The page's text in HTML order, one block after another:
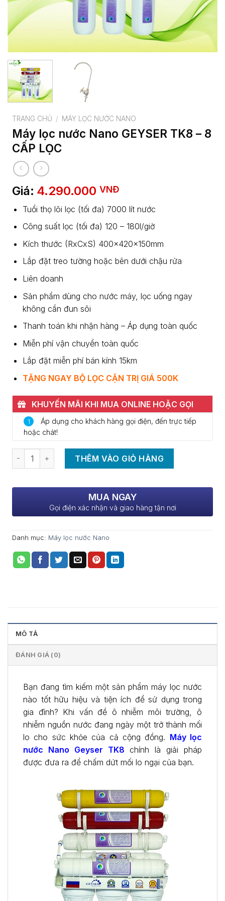
TRANG CHỦ / MÁY LỌC NƯỚC NANO
Máy lọc nước Nano GEYSER TK8 – 8
CẤP LỌC
Giá: 4.290.000 VNĐ
Tuổi thọ lõi lọc (tối đa) 7000 lít nước
Công suất lọc (tối đa) 120 – 180l/giờ
Kích thước (RxCxS) 400x420x150mm
Lắp đặt treo tường hoặc bên dưới chậu rửa
Liên doanh
Sản phẩm dùng cho nước máy, lọc uống ngay
không cần đun sôi
Thanh toán khi nhận hàng – Áp dụng toàn quốc
Miễn phí vận chuyển toàn quốc
Lắp đặt miễn phí bán kính 15km
TẶNG NGAY BỘ LỌC CẶN TRỊ GIÁ 500K
KHUYẾN MÃI KHI MUA ONLINE HOẶC GỌI
0937.370.786
1
Áp dụng cho khách hàng gọi điện, đến trực tiếp
hoặc chát!
Số lượng THÊM VÀO GIỎ HÀNG
MUA NGAY
Gọi điện xác nhận và giao hàng tận nơi
Danh mục: Máy lọc nước Nano
MÔ TẢ
ĐÁNH GIÁ (0)
Bạn đang tìm kiếm một sản phẩm máy lọc nước
nào tốt hữu hiệu và tiện ích để sử dụng trong
gia đình? Khi vấn đề ô nhiễm môi trường, ô
nhiễm nguồn nước đang ngày một trở thành mối
lo cho sức khỏe của cả cộng đồng. Máy lọc
nước Nano Geyser TK8 chính là giải pháp
được đưa ra để chấm dứt mối lo ngại của bạn.